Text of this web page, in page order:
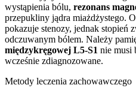
wystąpienia bólu, rezonans
przepukliny jądra miażdżystego.
pokazuje stenozy, jednak stopień
odczuwanym bólem. Należy
międzykręgowej L5-S1 nie musi
wcześnie zdiagnozowane.
Metody leczenia zachowawczego